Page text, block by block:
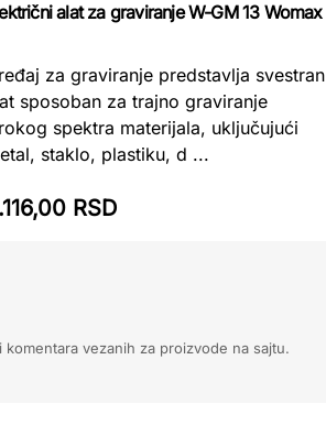
alat za graviranje W-GM 13 Womax
za graviranje predstavlja svestran
sposoban za trajno graviranje
spektra materijala, uključujući
staklo, plastiku, d ...
RSD
vezanih za proizvode na sajtu.